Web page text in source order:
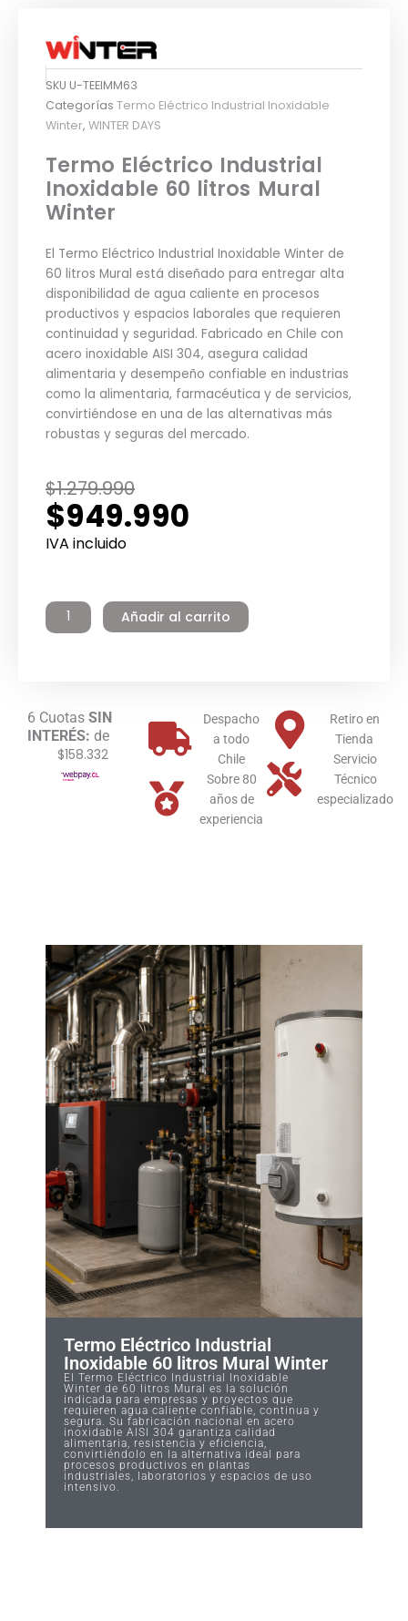
SKU U-TEEIMM63
Categorías Termo Eléctrico Industrial Inoxidable
Winter, WINTER DAYS
Termo Eléctrico Industrial
Inoxidable 60 litros Mural
Winter
El Termo Eléctrico Industrial Inoxidable Winter de
60 litros Mural está diseñado para entregar alta
disponibilidad de agua caliente en procesos
productivos y espacios laborales que requieren
continuidad y seguridad. Fabricado en Chile con
acero inoxidable AISI 304, asegura calidad
alimentaria y desempeño confiable en industrias
como la alimentaria, farmacéutica y de servicios,
convirtiéndose en una de las alternativas más
robustas y seguras del mercado.
$1.279.990
El
precio
original
$949.990
El
precio
actual
IVA incluido
Eléctrico
Industrial
Inoxidable
Winter
cantidad
Añadir al carrito
6 Cuotas SIN
INTERÉS: de
$158.332
Despacho
a todo
Chile
Sobre 80
años de
experiencia
Retiro en
Tienda
Servicio
Técnico
especializado
Termo Eléctrico Industrial
Inoxidable 60 litros Mural Winter
El Termo Eléctrico Industrial Inoxidable
Winter de 60 litros Mural es la solución
indicada para empresas y proyectos que
requieren agua caliente confiable, continua y
segura. Su fabricación nacional en acero
inoxidable AISI 304 garantiza calidad
alimentaria, resistencia y eficiencia,
convirtiéndolo en la alternativa ideal para
procesos productivos en plantas
industriales, laboratorios y espacios de uso
intensivo.